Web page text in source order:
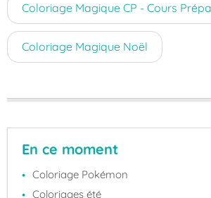
Coloriage Magique CP - Cours
Coloriage Magique Noël
En ce moment
Coloriage Pokémon
Coloriages été